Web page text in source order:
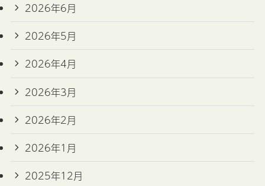
2026年6月
2026年5月
2026年4月
2026年3月
2026年2月
2026年1月
2025年12月